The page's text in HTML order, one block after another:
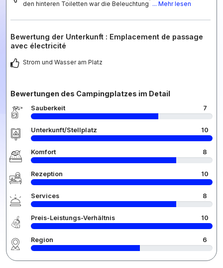
den hinteren Toiletten war die Beleuchtung ... Mehr lesen
Bewertung der Unterkunft : Emplacement de passage
avec électricité
Strom und Wasser am Platz
Bewertungen des Campingplatzes im Detail
Sauberkeit 7
Unterkunft/Stellplatz 10
Komfort 8
Rezeption 10
Services 8
Preis-Leistungs-Verhältnis 10
Region 6